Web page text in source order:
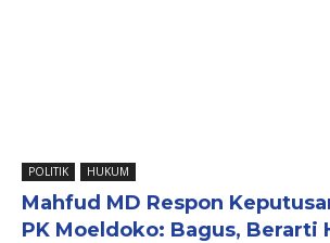
POLITIK HUKUM
Mahfud MD Respon
PK Moeldoko: Bagus, Berarti